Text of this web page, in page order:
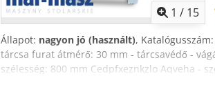
1 / 15
Állapot: nagyon jó (használt),
tárcsa furat átmérő: 30 mm - tárcsavédő -
szélesség: 800 mm Cedpfxeznkzlo Aqveha -
mozgatásával vagy a tárcsa eltolásával - a